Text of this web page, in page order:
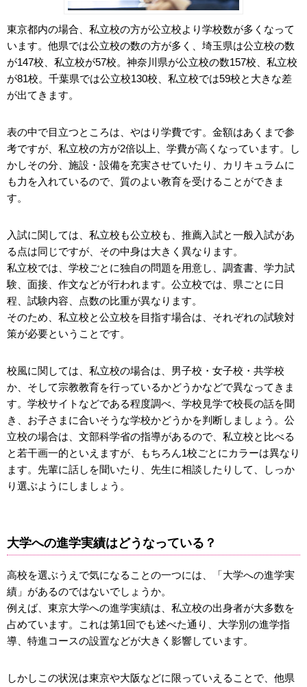
東京都内の場合、私立校の方が公立校より学校数が多くなって
います。他県では公立校の数の方が多く、埼玉県は公立校の数
が147校、私立校が57校。神奈川県が公立校の数157校、私立校
が81校。千葉県では公立校130校、私立校では59校と大きな差
が出てきます。
表の中で目立つところは、やはり学費です。金額はあくまで参
考ですが、私立校の方が2倍以上、学費が高くなっています。し
かしその分、施設・設備を充実させていたり、カリキュラムに
も力を入れているので、質のよい教育を受けることができま
す。
入試に関しては、私立校も公立校も、推薦入試と一般入試があ
る点は同じですが、その中身は大きく異なります。
私立校では、学校ごとに独自の問題を用意し、調査書、学力試
験、面接、作文などが行われます。公立校では、県ごとに日
程、試験内容、点数の比重が異なります。
そのため、私立校と公立校を目指す場合は、それぞれの試験対
策が必要ということです。
校風に関しては、私立校の場合は、男子校・女子校・共学校
か、そして宗教教育を行っているかどうかなどで異なってきま
す。学校サイトなどである程度調べ、学校見学で校長の話を聞
き、お子さまに合いそうな学校かどうかを判断しましょう。公
立校の場合は、文部科学省の指導があるので、私立校と比べる
と若干画一的といえますが、もちろん1校ごとにカラーは異なり
ます。先輩に話しを聞いたり、先生に相談したりして、しっか
り選ぶようにしましょう。
大学への進学実績はどうなっている？
高校を選ぶうえで気になることの一つには、「大学への進学実
績」があるのではないでしょうか。
例えば、東京大学への進学実績は、私立校の出身者が大多数を
占めています。これは第1回でも述べた通り、大学別の進学指
導、特進コースの設置などが大きく影響しています。
しかしこの状況は東京や大阪などに限っていえることで、他県